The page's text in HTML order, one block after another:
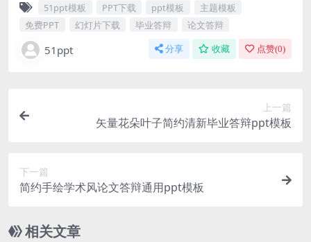
51ppt模板 PPT下载 ppt模板
主题模板
免费PPT
幻灯片下载 毕业答辩 论文答辩
51ppt 分享 收藏 点赞(0)
上一篇
矢量花朵叶子简约清新毕业答辩ppt模板
下一篇
简约手绘学术风论文答辩通用ppt模板
相关文章